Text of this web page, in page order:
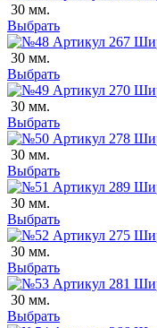
30 мм.
Выбрать
30 мм.
Выбрать
30 мм.
Выбрать
30 мм.
Выбрать
30 мм.
Выбрать
30 мм.
Выбрать
30 мм.
Выбрать